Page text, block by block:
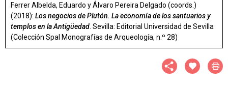
Ferrer Albelda, Eduardo y Álvaro Pereira Delgado (coords.)
(2018): Los negocios de Plutón. La economía de los santuarios y
templos en la Antigüedad . Sevilla: Editorial Universidad de Sevilla
(Colección Spal Monografías de Arqueología, n.º 28)